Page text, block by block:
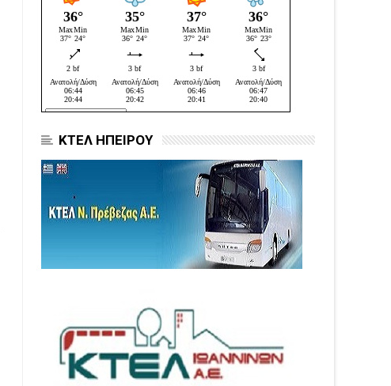
ΚΤΕΛ ΗΠΕΙΡΟΥ